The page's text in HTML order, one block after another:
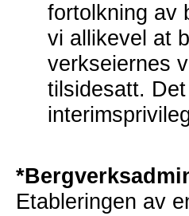
fortolkning av
vi allikevel at
verkseiernes
tilsidesatt.
Etableringen av